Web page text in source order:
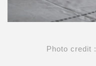
Photo credit :